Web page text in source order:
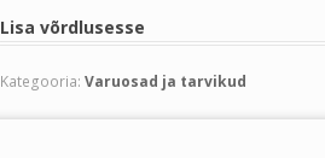
Lisa võrdlusesse
Kategooria: Varuosad ja tarvikud